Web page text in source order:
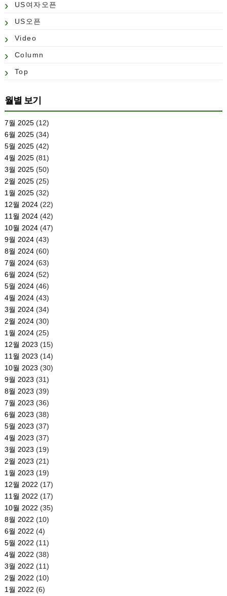
US여자오픈
US오픈
Video
Column
Top
월별 보기
7월 2025(12)
6월 2025(34)
5월 2025(42)
4월 2025(81)
3월 2025(50)
2월 2025(25)
1월 2025(32)
12월 2024(22)
11월 2024(42)
10월 2024(47)
9월 2024(43)
8월 2024(60)
7월 2024(63)
6월 2024(52)
5월 2024(46)
4월 2024(43)
3월 2024(34)
2월 2024(30)
1월 2024(25)
12월 2023 (15)
11월 2023 (14)
10월 2023 (30)
9월 2023 (31)
8월 2023 (39)
7월 2023 (36)
6월 2023 (38)
5월 2023 (37)
4월 2023 (37)
3월 2023 (19)
2월 2023 (21)
1월 2023 (19)
12월 2022 (17)
11월 2022 (17)
10월 2022 (35)
8월 2022 (10)
6월 2022 (4)
5월 2022 (11)
4월 2022 (38)
3월 2022 (11)
2월 2022 (10)
1월 2022 (6)